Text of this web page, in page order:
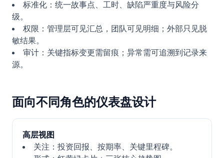
标准化：统一故事点、工时、缺陷严重度与风险分
级。
权限：管理层可见汇总，团队可见明细；外部只见脱
敏结果。
审计：关键指标变更需留痕；异常需可追溯到记录来
源。
面向不同角色的仪表盘设计
高层视图
关注：投资回报、按期率、关键里程碑。